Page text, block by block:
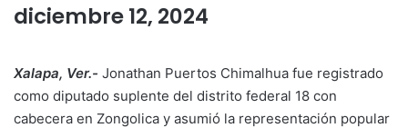
diciembre 12, 2024
Xalapa, Ver.- Jonathan Puertos Chimalhua fue registrado
como diputado suplente del distrito federal 18 con
cabecera en Zongolica y asumió la representación popular